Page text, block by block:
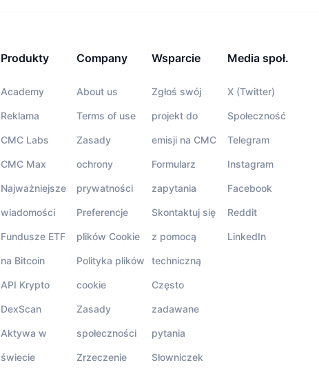
Produkty
Academy
Reklama
CMC Labs
CMC Max
Najważniejsze
wiadomości
Fundusze ETF
na Bitcoin
API Krypto
DexScan
Aktywa w
świecie
Company
About us
Terms of use
Zasady
ochrony
prywatności
Preferencje
plików Cookie
Polityka plików
cookie
Zasady
społeczności
Zrzeczenie
Wsparcie
Zgłoś swój
projekt do
emisji na CMC
Formularz
zapytania
Skontaktuj się
z pomocą
techniczną
Często
zadawane
pytania
Słowniczek
Media społ.
X (Twitter)
Społeczność
Telegram
Instagram
Facebook
Reddit
LinkedIn